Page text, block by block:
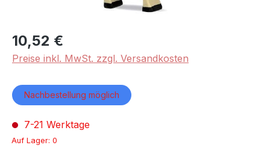
10,52 €
Preise inkl. MwSt. zzgl. Versandkosten
Nachbestellung möglich
7-21 Werktage
Auf Lager: 0